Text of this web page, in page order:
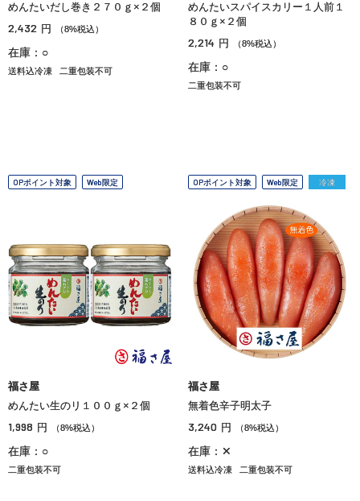
めんたいだし巻き２７０ｇ×２個
2,432 円 （8%税込）
在庫：○
送料込冷凍 二重包装不可
めんたいスパイスカリー１人前１
８０ｇ×２個
2,214 円 （8%税込）
在庫：○
二重包装不可
OPポイント対象 Web限定
福さ屋
めんたい生のリ１００ｇ×２個
1,998 円 （8%税込）
在庫：○
二重包装不可
OPポイント対象 Web限定 冷凍
福さ屋
無着色辛子明太子
3,240 円 （8%税込）
在庫：✕
送料込冷凍 二重包装不可